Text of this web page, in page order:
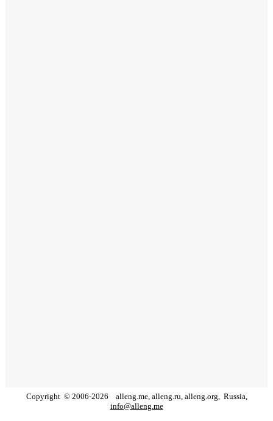
Copyright © 2006-2026 alleng.me, alleng.ru, alleng.org, Russia,
info@alleng.me